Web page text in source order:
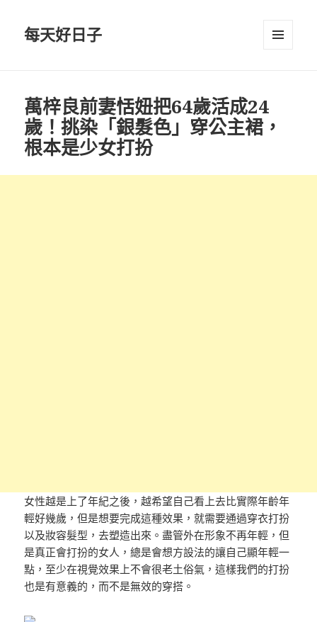
每天好日子
萬梓良前妻恬妞把64歲活成24
歲！挑染「銀髮色」穿公主裙，
根本是少女打扮
女性越是上了年紀之後，越希望自己看上去比實際年齡年
輕好幾歲，但是想要完成這種效果，就需要通過穿衣打扮
以及妝容髮型，去塑造出來。盡管外在形象不再年輕，但
是真正會打扮的女人，總是會想方設法的讓自己顯年輕一
點，至少在視覺效果上不會很老土俗氣，這樣我們的打扮
也是有意義的，而不是無效的穿搭。